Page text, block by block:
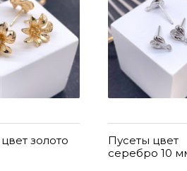
золото
Пусеты цвет
серебро 10